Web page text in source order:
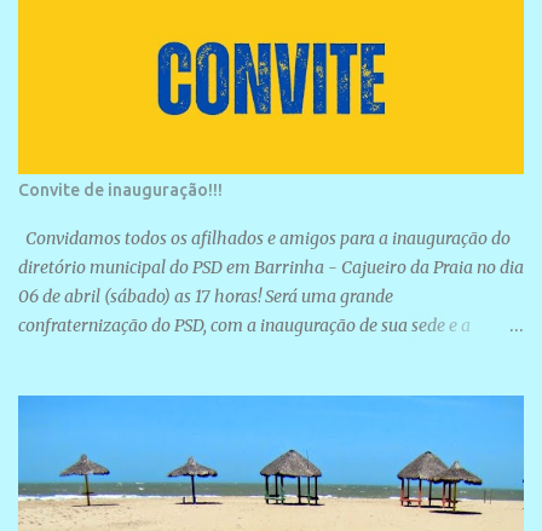
Convite de inauguração!!!
Convidamos todos os afilhados e amigos para a inauguração do
diretório municipal do PSD em Barrinha - Cajueiro da Praia no dia
06 de abril (sábado) as 17 horas! Será uma grande
confraternização do PSD, com a inauguração de sua sede e a